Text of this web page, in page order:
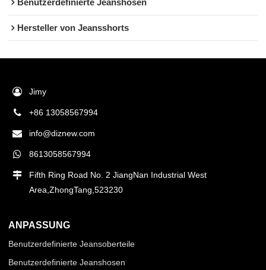
Benutzerdefinierte Jeanshosen
Hersteller von Jeansshorts
Jimy
+86 13058567994
info@diznew.com
8613058567994
Fifth Ring Road No. 2 JiangNan Industrial West
Area,ZhongTang,523230
ANPASSUNG
Benutzerdefinierte Jeansoberteile
Benutzerdefinierte Jeanshosen